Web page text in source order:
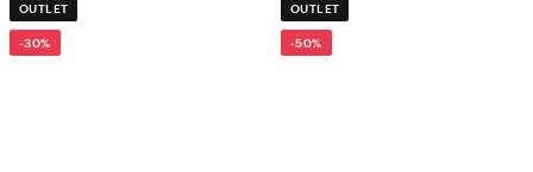
OUTLET
-30%
OUTLET
-50%